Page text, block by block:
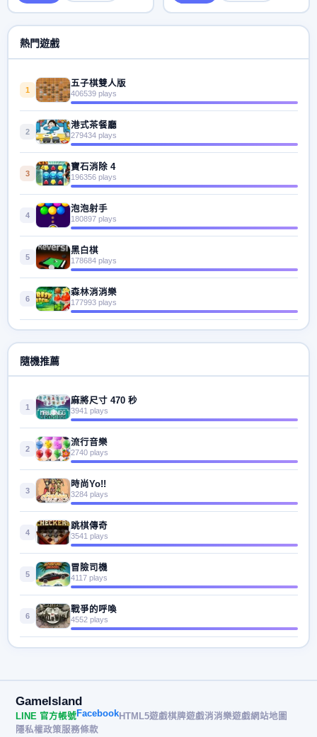
熱門遊戲
1
五子棋雙人版
406539 plays
2
港式茶餐廳
279434 plays
3
寶石消除 4
196356 plays
4
泡泡射手
180897 plays
5
黑白棋
178684 plays
6
森林消消樂
177993 plays
隨機推薦
1
麻將尺寸 470 秒
3941 plays
2
流行音樂
2740 plays
3
時尚Yo!!
3284 plays
4
跳棋傳奇
3541 plays
5
冒險司機
4117 plays
6
戰爭的呼喚
4552 plays
GameIsland
LINE 官方帳號FacebookHTML5遊戲棋牌遊戲消消樂遊戲網站地圖
隱私權政策服務條款